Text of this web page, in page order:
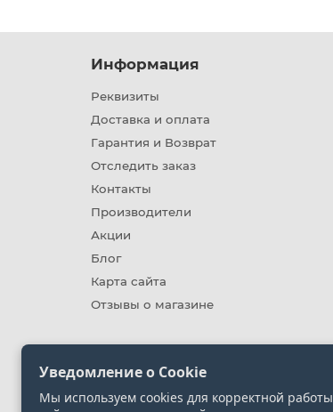
Информация
Реквизиты
Доставка и оплата
Гарантия и Возврат
Отследить заказ
Контакты
Производители
Акции
Блог
Карта сайта
Отзывы о магазине
Уведомление о Cookie
Мы используем cookies для корректной работы